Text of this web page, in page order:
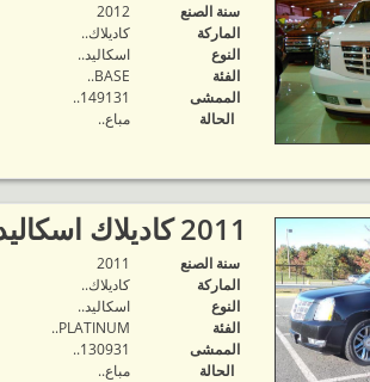
سنة الصنع
2012
الماركة
كاديلاك..
النوع
اسكاليد..
الفئة
BASE..
الممشى
149131..
الحالة
مباع..
2011 كاديلاك اسكاليد..
سنة الصنع
2011
الماركة
كاديلاك..
النوع
اسكاليد..
الفئة
PLATINUM..
الممشى
130931..
الحالة
مباع..